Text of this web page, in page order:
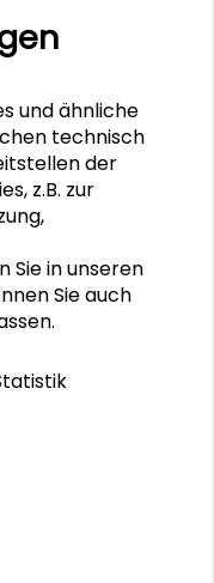
als
NDRinfo.
ist sie
Wissen.
mit
zu
wurde u.a.
dem Georg
dem Preis
und ähnliche
technisch
der
z.B. zur
Sie in unseren
Sie auch